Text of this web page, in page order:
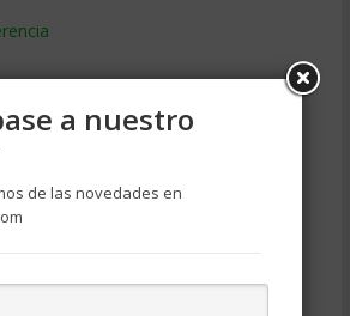
a nuestro
de las novedades en